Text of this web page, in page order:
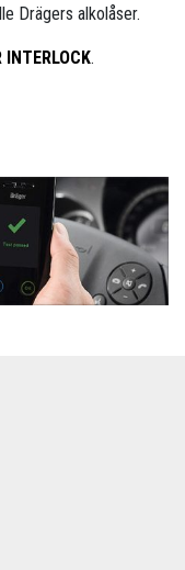
Drägers alkolåser.
INTERLOCK.